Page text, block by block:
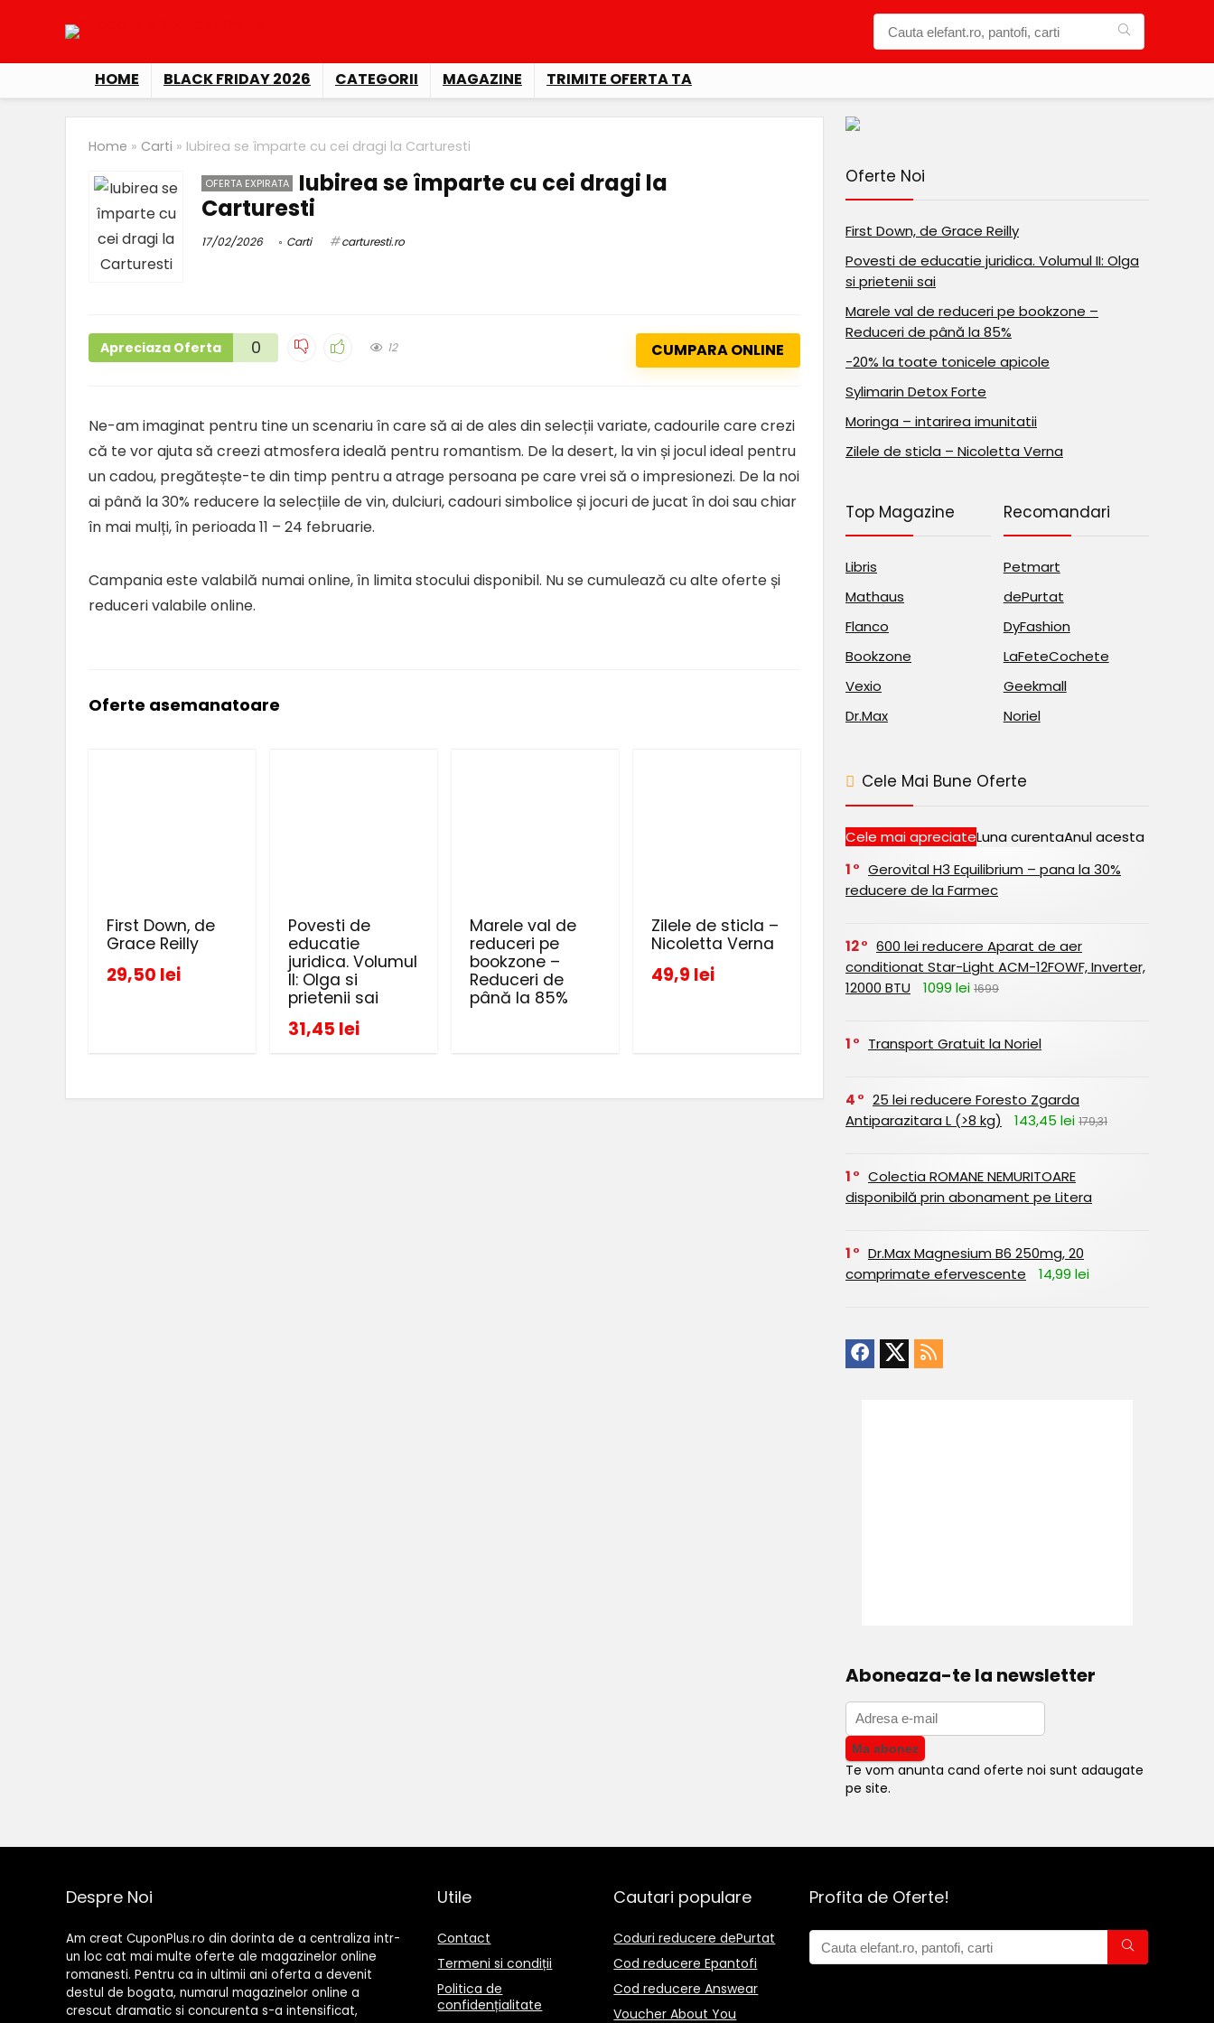
HOME BLACK FRIDAY 2026 CATEGORII MAGAZINE TRIMITE OFERTA TA
Home » Carti » Iubirea se împarte cu cei dragi la Carturesti
OFERTA EXPIRATA
Iubirea se împarte cu cei dragi la
Carturesti
17/02/2026 Carti carturesti.ro
Apreciaza Oferta 0 12 CUMPARA ONLINE
Ne-am imaginat pentru tine un scenariu în care să ai de ales din selecții variate, cadourile care crezi
că te vor ajuta să creezi atmosfera ideală pentru romantism. De la desert, la vin și jocul ideal pentru
un cadou, pregătește-te din timp pentru a atrage persoana pe care vrei să o impresionezi. De la noi
ai până la 30% reducere la selecțiile de vin, dulciuri, cadouri simbolice și jocuri de jucat în doi sau chiar
în mai mulți, în perioada 11 – 24 februarie.
Campania este valabilă numai online, în limita stocului disponibil. Nu se cumulează cu alte oferte și
reduceri valabile online.
Oferte asemanatoare
First Down, de
Grace Reilly
29,50 lei
Povesti de
educatie
juridica. Volumul
II: Olga si
prietenii sai
31,45 lei
Marele val de
reduceri pe
bookzone –
Reduceri de
până la 85%
Zilele de sticla –
Nicoletta Verna
49,9 lei
Oferte Noi
First Down, de Grace Reilly
Povesti de educatie juridica. Volumul II: Olga
si prietenii sai
Marele val de reduceri pe bookzone –
Reduceri de până la 85%
-20% la toate tonicele apicole
Sylimarin Detox Forte
Moringa – intarirea imunitatii
Zilele de sticla – Nicoletta Verna
Top Magazine
Libris
Mathaus
Flanco
Bookzone
Vexio
Dr.Max
Recomandari
Petmart
dePurtat
DyFashion
LaFeteCochete
Geekmall
Noriel
Cele Mai Bune Oferte
Cele mai apreciateLuna curentaAnul acesta
1
Gerovital H3 Equilibrium – pana la 30%
reducere de la Farmec
12
600 lei reducere Aparat de aer
conditionat Star-Light ACM-12FOWF, Inverter,
12000 BTU
1099 lei 1699
1 Transport Gratuit la Noriel
4
25 lei reducere Foresto Zgarda
Antiparazitara L (>8 kg)
143,45 lei 179,31
1
Colectia ROMANE NEMURITOARE
disponibilă prin abonament pe Litera
1
Dr.Max Magnesium B6 250mg, 20
comprimate efervescente
14,99 lei
Aboneaza-te la newsletter
Te vom anunta cand oferte noi sunt adaugate
pe site.
Despre Noi
Am creat CuponPlus.ro din dorinta de a centraliza intr-
un loc cat mai multe oferte ale magazinelor online
romanesti. Pentru ca in ultimii ani oferta a devenit
destul de bogata, numarul magazinelor online a
crescut dramatic si concurenta s-a intensificat,
Utile
Contact
Termeni si condiții
Politica de
confidențialitate
Cautari populare
Coduri reducere dePurtat
Cod reducere Epantofi
Cod reducere Answear
Voucher About You
Profita de Oferte!